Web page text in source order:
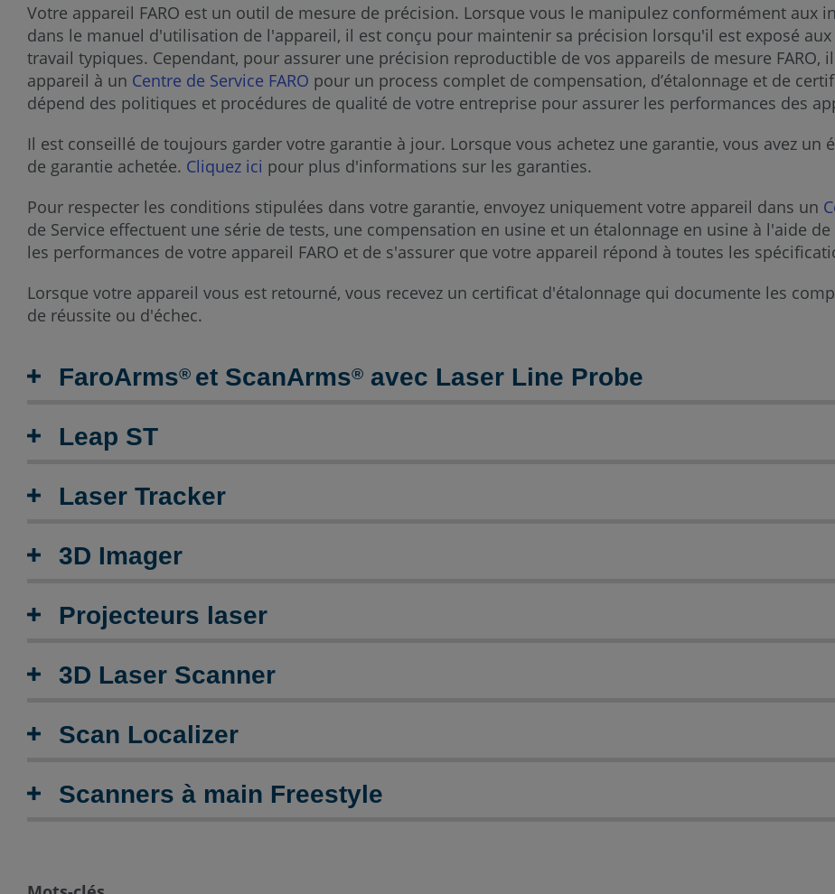
Votre appareil FARO est un outil de mesure de précision. Lorsque vous le manipulez conformément
dans le manuel d'utilisation de l'appareil, il est conçu pour maintenir sa précision lorsqu'il est exposé
travail typiques. Cependant, pour assurer une précision reproductible de vos appareils de mesure
appareil à un Centre de Service FARO pour un process complet de compensation, d’étalonnage et de
dépend des politiques et procédures de qualité de votre entreprise pour assurer les performances des
Il est conseillé de toujours garder votre garantie à jour. Lorsque vous achetez une garantie, vous avez un
de garantie achetée. Cliquez ici pour plus d'informations sur les garanties.
Pour respecter les conditions stipulées dans votre garantie, envoyez uniquement votre appareil dans un
de Service effectuent une série de tests, une compensation en usine et un étalonnage en usine à l'aide
les performances de votre appareil FARO et de s'assurer que votre appareil répond à toutes les
Lorsque votre appareil vous est retourné, vous recevez un certificat d'étalonnage qui documente les
de réussite ou d'échec.
FaroArms® et ScanArms® avec Laser Line Probe
Leap ST
Laser Tracker
3D Imager
Projecteurs laser
3D Laser Scanner
Scan Localizer
Scanners à main Freestyle